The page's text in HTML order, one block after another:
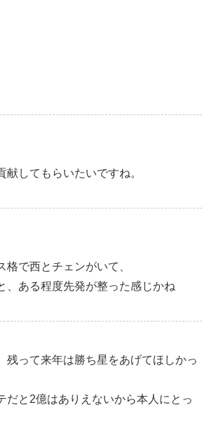
献してもらいたいですね。
格で西とチェンがいて、
、ある程度先発が整った感じかね
残って来年は勝ち星をあげてほしかっ
だと2億はありえないから本人にとっ